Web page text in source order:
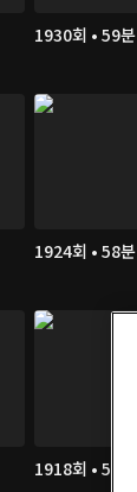
1930회 • 59분
1924회 • 58분
1918회 • 59분